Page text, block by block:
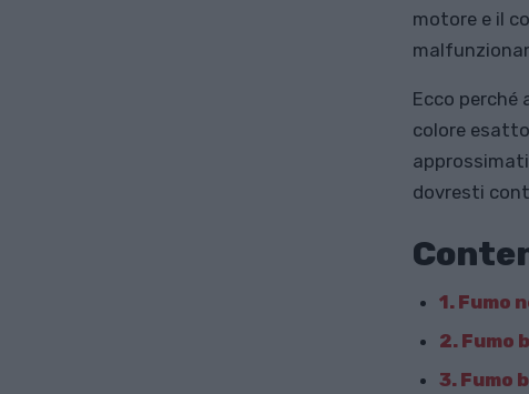
motore e il
Ecco perché
colore
dovresti
1. Fumo
2. Fumo
3. Fumo